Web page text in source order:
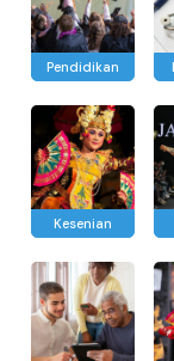
Pendidikan
Kesenian